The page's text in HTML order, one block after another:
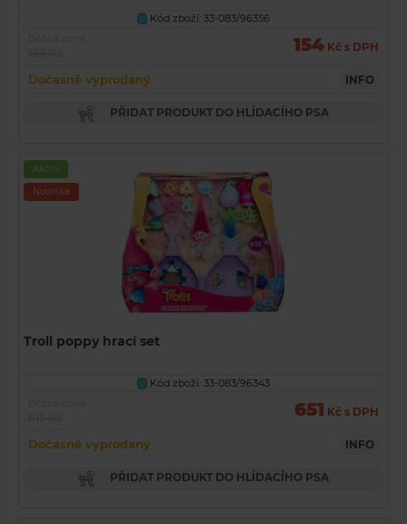
U
Kód zboží: 33-083/96356
154 Kč s DPH
Dočasně vyprodaný INFO
PŘIDAT PRODUKT DO HLÍDACÍHO PSA
Akční
Novinka
Troll poppy hrací set
U
Kód zboží: 33-083/96343
651 Kč s DPH
Dočasně vyprodaný INFO
PŘIDAT PRODUKT DO HLÍDACÍHO PSA